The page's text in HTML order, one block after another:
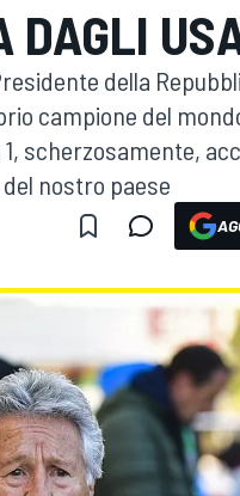
DAGLI
della
campione del
scherzosamente,
nostro paese